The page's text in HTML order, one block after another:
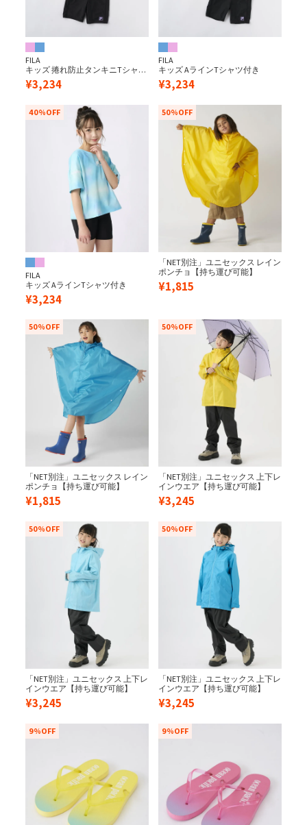
FILA
キッズ 捲れ防止タンキニTシャツ
付き
¥3,234
FILA
キッズ AラインTシャツ付き
¥3,234
FILA
キッズ AラインTシャツ付き
40%OFF
¥3,234
「NET別注」ユニセックス レイン
ポンチョ【持ち運び可能】
50%OFF
¥1,815
「NET別注」ユニセックス レイン
ポンチョ【持ち運び可能】
50%OFF
¥1,815
「NET別注」ユニセックス 上下レ
インウエア【持ち運び可能】
50%OFF
¥3,245
「NET別注」ユニセックス 上下レ
インウエア【持ち運び可能】
50%OFF
¥3,245
「NET別注」ユニセックス 上下レ
インウエア【持ち運び可能】
50%OFF
¥3,245
9%OFF 9%OFF